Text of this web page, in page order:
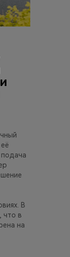
подача
В
что в
на